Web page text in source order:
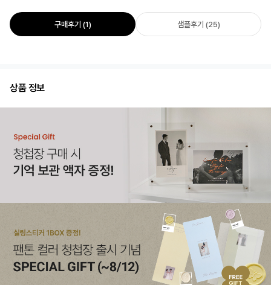
구매후기 (1) 샘플후기 (25)
상품 정보